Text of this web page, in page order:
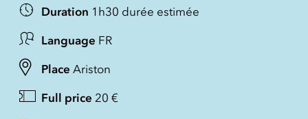
Duration 1h30 durée estimée
Language FR
Place Ariston
Full price 20 €